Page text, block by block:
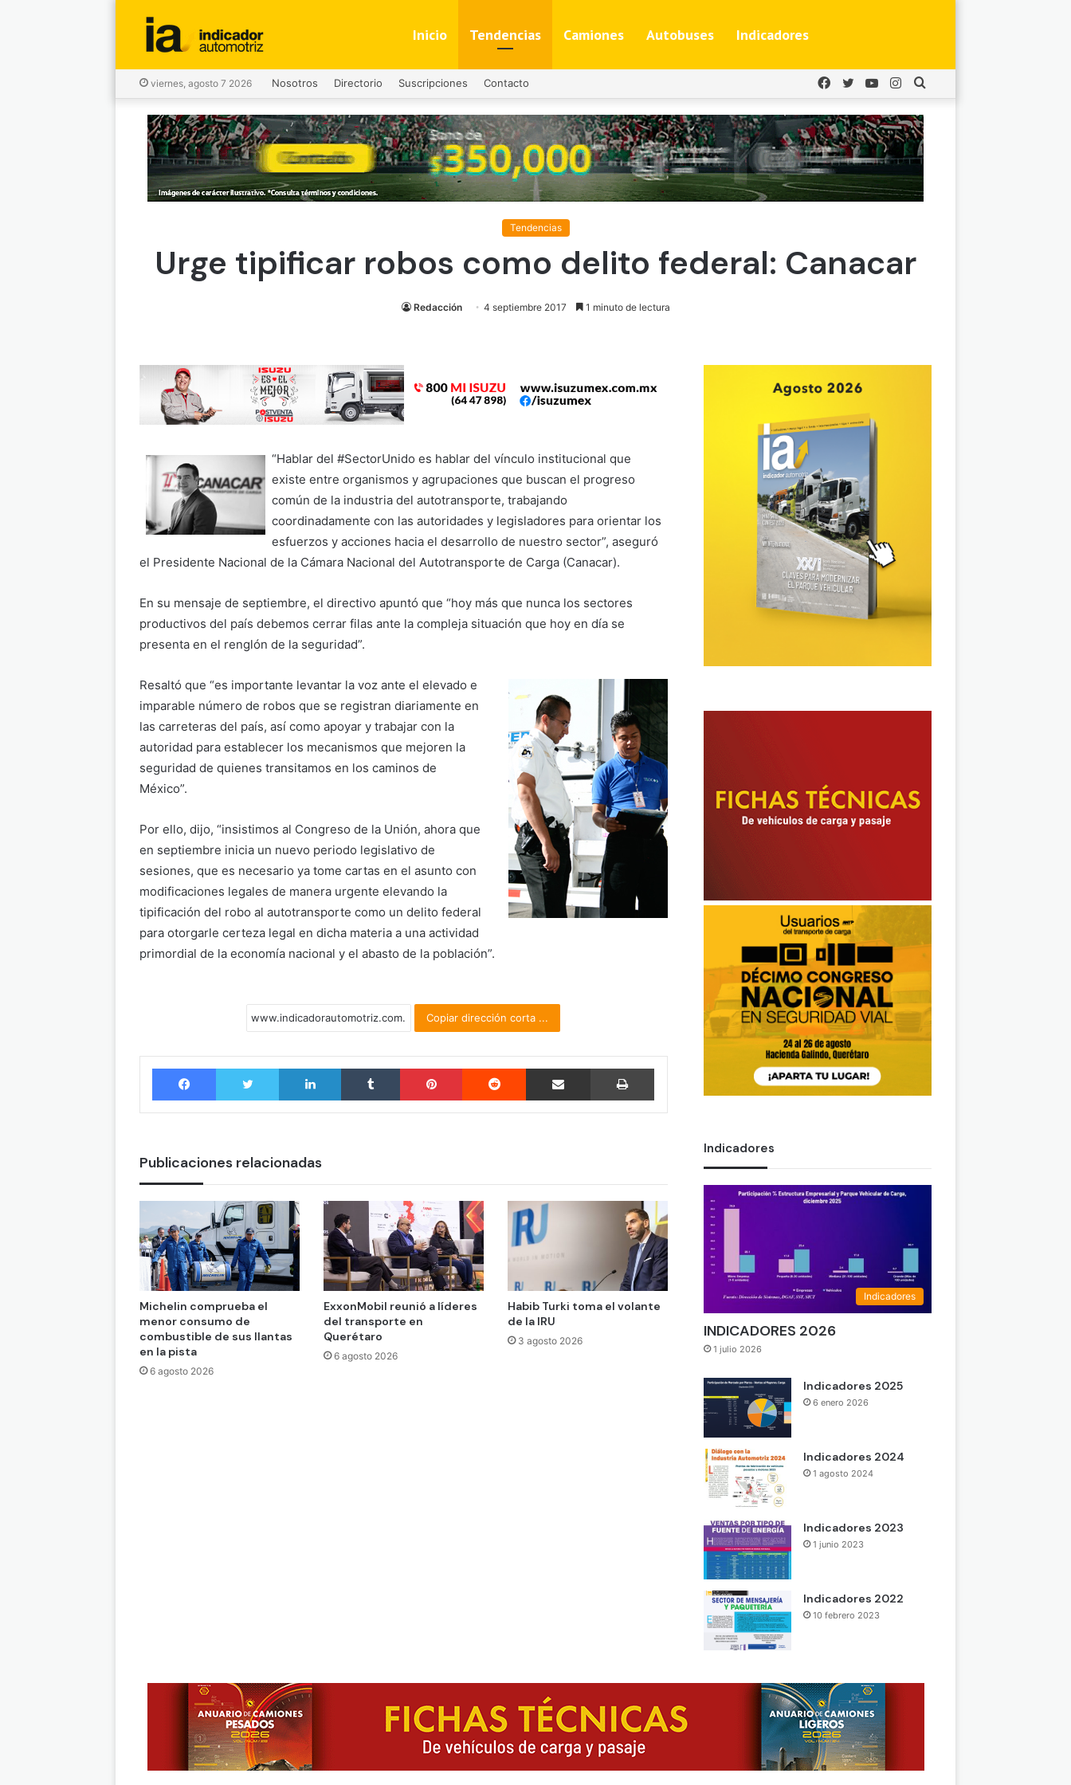
Inicio Tendencias Camiones Autobuses Indicadores
viernes, agosto 7 2026 Nosotros Directorio Suscripciones Contacto
Buscar
Instagram
YouTube
Twitter
Facebook
Tendencias
Urge tipificar robos como delito federal: Canacar
Redacción 4 septiembre 2017 1 minuto de lectura
“Hablar del #SectorUnido es hablar del vínculo institucional que
existe entre organismos y agrupaciones que buscan el progreso
común de la industria del autotransporte, trabajando
coordinadamente con las autoridades y legisladores para orientar los
esfuerzos y acciones hacia el desarrollo de nuestro sector”, aseguró
el Presidente Nacional de la Cámara Nacional del Autotransporte de Carga (Canacar).
En su mensaje de septiembre, el directivo apuntó que “hoy más que nunca los sectores
productivos del país debemos cerrar filas ante la compleja situación que hoy en día se
presenta en el renglón de la seguridad”.
Resaltó que “es importante levantar la voz ante el elevado e
imparable número de robos que se registran diariamente en
las carreteras del país, así como apoyar y trabajar con la
autoridad para establecer los mecanismos que mejoren la
seguridad de quienes transitamos en los caminos de
México”.
Por ello, dijo, “insistimos al Congreso de la Unión, ahora que
en septiembre inicia un nuevo periodo legislativo de
sesiones, que es necesario ya tome cartas en el asunto con
modificaciones legales de manera urgente elevando la
tipificación del robo al autotransporte como un delito federal
para otorgarle certeza legal en dicha materia a una actividad
primordial de la economía nacional y el abasto de la población”.
Copiar dirección corta ...
Facebook Twitter LinkedIn Tumblr Pinterest Reddit Compartir por correo electrónico
Publicaciones relacionadas
Michelin comprueba el
menor consumo de
combustible de sus llantas
en la pista
6 agosto 2026
ExxonMobil reunió a líderes
del transporte en
Querétaro
6 agosto 2026
Habib Turki toma el volante
de la IRU
3 agosto 2026
Indicadores
Indicadores
INDICADORES 2026
1 julio 2026
Indicadores 2025
6 enero 2026
Indicadores 2024
1 agosto 2024
Indicadores 2023
1 junio 2023
Indicadores 2022
10 febrero 2023